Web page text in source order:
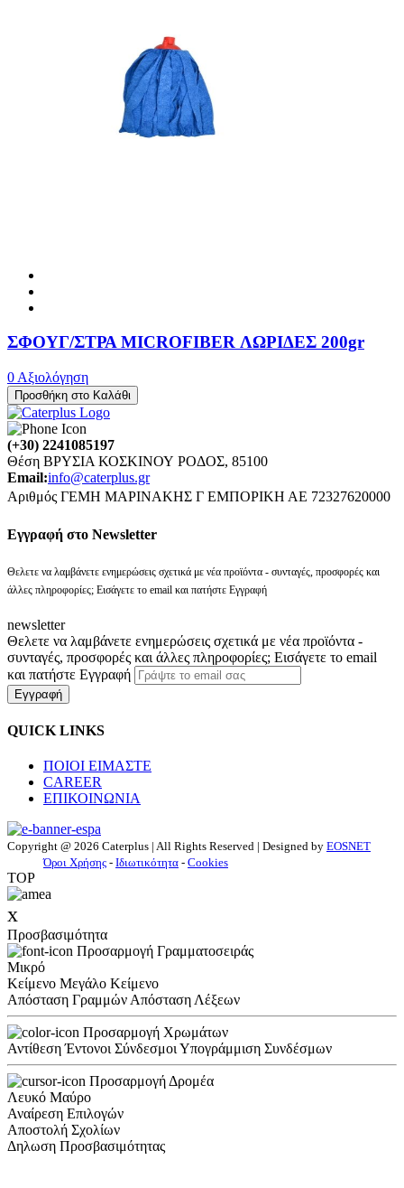
ΣΦΟΥΓ/ΣΤΡΑ MICROFIBER ΛΩΡΙΔΕΣ 200gr
0 Αξιολόγηση
Προσθήκη στο Καλάθι
(+30) 2241085197
Θέση ΒΡΥΣΙΑ ΚΟΣΚΙΝΟΥ ΡΟΔΟΣ, 85100
Email:info@caterplus.gr
Αριθμός ΓΕΜΗ ΜΑΡΙΝΑΚΗΣ Γ ΕΜΠΟΡΙΚΗ ΑΕ 72327620000
Eγγραφή στο Newsletter
Θελετε να λαμβάνετε ενημερώσεις σχετικά με νέα προϊόντα - συνταγές, προσφορές και
άλλες πληροφορίες; Εισάγετε το email και πατήστε Εγγραφή
newsletter
Θελετε να λαμβάνετε ενημερώσεις σχετικά με νέα προϊόντα -
συνταγές, προσφορές και άλλες πληροφορίες; Εισάγετε το email
και πατήστε Εγγραφή
Εγγραφή
QUICK LINKS
ΠΟΙΟΙ ΕΙΜΑΣΤΕ
CAREER
ΕΠΙΚΟΙΝΩΝΙΑ
Copyright @ 2026 Caterplus | All Rights Reserved | Designed by EOSNET
Όροι Χρήσης - Ιδιωτικότητα - Cookies
TOP
x
Προσβασιμότητα
Προσαρμογή Γραμματοσειράς
Μικρό
Κείμενο Μεγάλο Κείμενο
Απόσταση Γραμμών Απόσταση Λέξεων
Προσαρμογή Χρωμάτων
Αντίθεση Έντονοι Σύνδεσμοι Υπογράμμιση Συνδέσμων
Προσαρμογή Δρομέα
Λευκό Μαύρο
Αναίρεση Επιλογών
Αποστολή Σχολίων
Δηλωση Προσβασιμότητας